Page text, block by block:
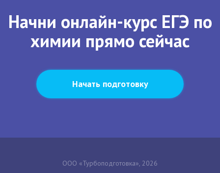
Начни онлайн-курс ЕГЭ по
химии прямо сейчас
Начать подготовку
ООО «Турбоподготовка», 2026